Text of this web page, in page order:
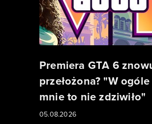
Premiera GTA 6
przełożona? "W
mnie to nie zdziwiło"
05.08.2026